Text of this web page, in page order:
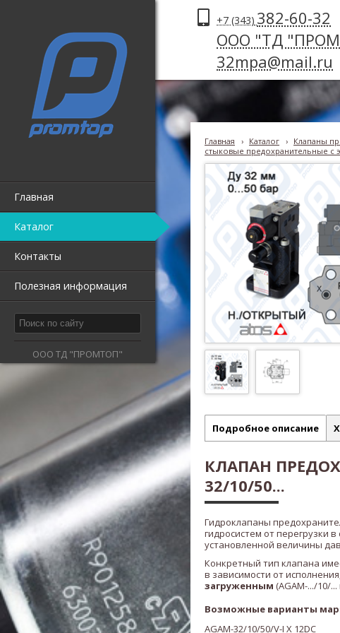
Главная
Каталог
Контакты
Полезная информация
ООО ТД "ПРОМТОП"
+7 (343) 382-60-32
ООО "ТД
32mpa@mail.ru
Главная › Каталог › Клапаны
стыковые предохранительные с
Подробное описание
КЛАПАН
32/10/50...
Гидроклапаны
гидросистем от перегрузки
установленной величины
Конкретный тип клапана
в зависимости от
загруженным (AGAM-.../10/...
Возможные варианты
AGAM-32/10/50/V-I X 12DC